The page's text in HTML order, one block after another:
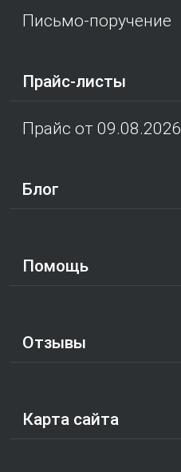
Письмо-поручение
Прайс-листы
Прайс от 09.08.2026
Блог
Помощь
Отзывы
Карта сайта